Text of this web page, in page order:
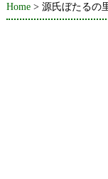
Home > 源氏ぼたるの